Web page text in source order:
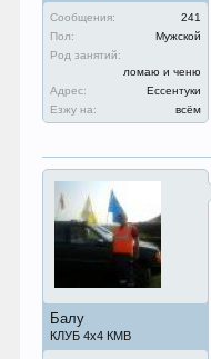
Сообщения:
241
Пол:
Мужской
Род занятий:
ломаю и ченю
Адрес:
Ессентуки
Езжу на:
всём
Балу
КЛУБ 4х4 КМВ